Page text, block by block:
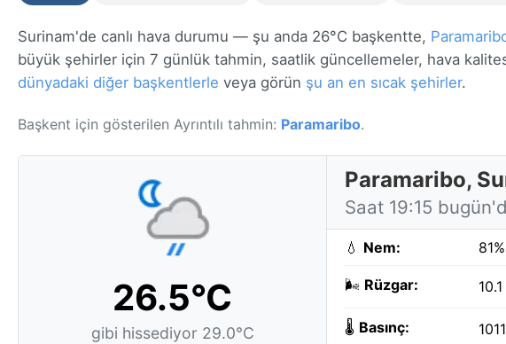
Surinam'de canlı hava durumu — şu anda 26°C başkentte,
büyük şehirler için 7 günlük tahmin, saatlik güncellemeler, hava
dünyadaki diğer başkentlerle veya görün şu an en sıcak şehirler.
Başkent için gösterilen Ayrıntılı tahmin: Paramaribo.
26.5°C
gibi hissediyor 29.0°C
Paramaribo,
Saat 19:15
💧 Nem: 81%
🌬️ Rüzgar:
🌡️ Basınç: